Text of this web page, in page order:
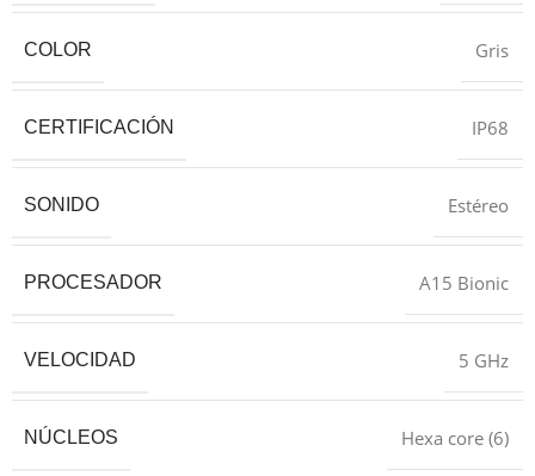
COLOR Gris
CERTIFICACIÓN IP68
SONIDO Estéreo
PROCESADOR A15 Bionic
VELOCIDAD 5 GHz
NÚCLEOS Hexa core (6)